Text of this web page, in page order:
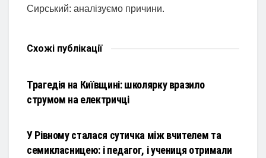
Сирський: аналізуємо причини.
Схожі публікації
Трагедія на Київщині: школярку вразило
струмом на електричці
У Рівному сталася сутичка між вчителем та
семикласницею: і педагог, і учениця отримали